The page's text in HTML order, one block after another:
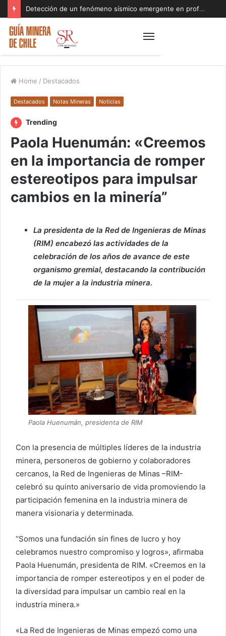
Detección de un fenómeno sísmico emergente en profundidad con riesgos diferentes a los conocidos paraliza Andes Norte
Home / Destacados
Destacados Notas Mineras Noticias
Trending
Paola Huenumán: «Creemos
en la importancia de romper
estereotipos para impulsar
cambios en la minería”
La presidenta de la Red de Ingenieras de Minas
(RIM) encabezó las actividades de la
celebración de los años de avance de este
organismo gremial, destacando la contribución
de la mujer a la industria minera.
Paola Huenumán, presidenta de RIM
Con la presencia de múltiples líderes de la industria
minera, personeros de gobierno y colaboradores
cercanos, la Red de Ingenieras de Minas –RIM-
celebró su quinto aniversario de vida promoviendo la
participación femenina en la industria minera de
manera visionaria y determinada.
“Somos una fundación sin fines de lucro y hoy
celebramos nuestro compromiso y logros», afirmaba
Paola Huenumán, presidenta de RIM. «Creemos en la
importancia de romper estereotipos y en el poder de
la diversidad para impulsar un cambio real en la
industria minera.»
«La Red de Ingenieras de Minas empezó como una